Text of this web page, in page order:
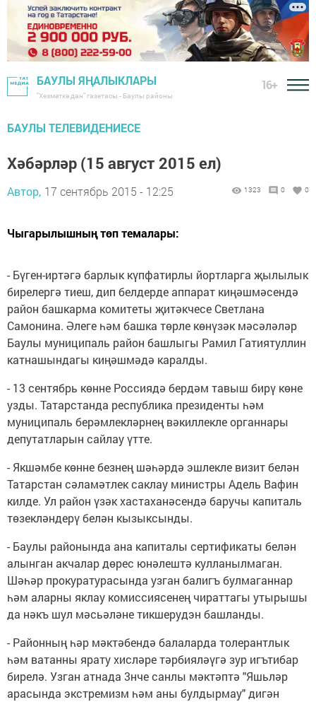
БАУЛЫ ЯҢАЛЫКЛАРЫ
"Хезмәткә дан" газетасы - Баулы районы
16+
БАУЛЫ ТЕЛЕВИДЕНИЕСЕ
Хәбәрләр (15 август 2015 ел)
Автор, 17 сентябрь 2015 - 12:25 1323 0 0
Чыгарылышның төп темалары:
- Бүген-иртәгә барлык күпфатирлы йортларга җылылык
бирелергә тиеш, дип белдерде аппарат киңәшмәсендә
район башкарма комитеты җитәкчесе Светлана
Самонина. Әлеге һәм башка төрле көнүзәк мәсәләләр
Баулы муниципаль район башлыгы Рамил Гатиятуллин
катнашындагы киңәшмәдә каралды.
- 13 сентябрь көнне Россиядә бердәм тавыш бирү көне
узды. Татарстанда республика президенты һәм
муниципаль берәмлекләрнең вәкиллекле органнары
депутатларын сайлау үтте.
- Якшәмбе көнне безнең шәһәрдә эшлекле визит белән
Татарстан сәламәтлек саклау министры Адель Вафин
килде. Ул район үзәк хастаханәсендә баручы капиталь
төзекләндерү белән кызыксынды.
- Баулы районында ана капиталы сертификаты белән
алынган акчалар дөрес юнәлештә кулланылмаган.
Шәһәр прокуратурасында узган балигъ булмаганнар
һәм аларны яклау комиссиясенең чираттагы утырышы
да нәкъ шул мәсьәләне тикшерудэн башланды.
- Районның һәр мәктәбендә балаларда толерантлык
һәм ватанны ярату хисләре тәрбияләүгә зур игътибар
бирелә. Узган атнада 3нче санлы мәктәптә "Яшьләр
арасында экстремизм һәм аны булдырмау" дигән